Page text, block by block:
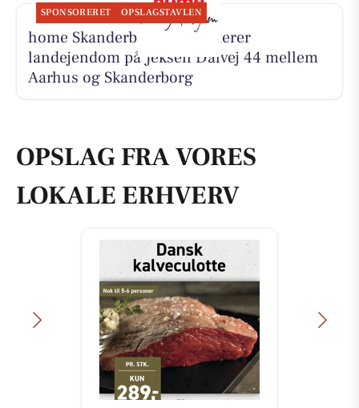
SPONSORERET OPSLAGSTAVLEN
home Skanderborg præsenterer
landejendom på Jeksen Dalvej 44 mellem
Aarhus og Skanderborg
OPSLAG FRA VORES
LOKALE ERHVERV